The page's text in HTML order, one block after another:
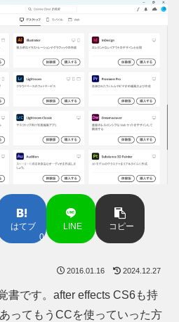
はてブ
0
LINE コピー
2016.01.16 2024.12.27
書です。after effects CS6も持
ってもうCCを使っていった方